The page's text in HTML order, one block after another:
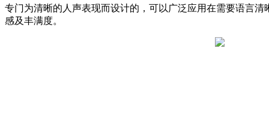
专门为清晰的人声表现而设计的，可以广泛应用在需要语言
感及丰满度。